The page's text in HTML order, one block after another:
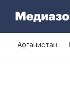
Афганистан